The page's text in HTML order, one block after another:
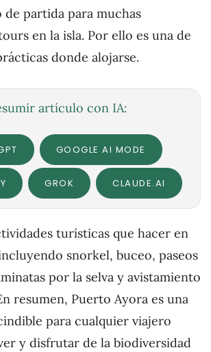
partida para muchas
en la isla. Por ello es una de
donde alojarse.
artículo con IA:
GOOGLE AI MODE
GROK CLAUDE.AI
turísticas que hacer en
snorkel, buceo, paseos
por la selva y avistamiento
resumen, Puerto Ayora es una
para cualquier viajero
y disfrutar de la biodiversidad